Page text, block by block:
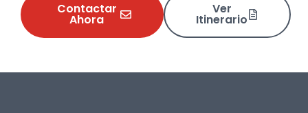
Contactar
Ahora
Ver
Itinerario